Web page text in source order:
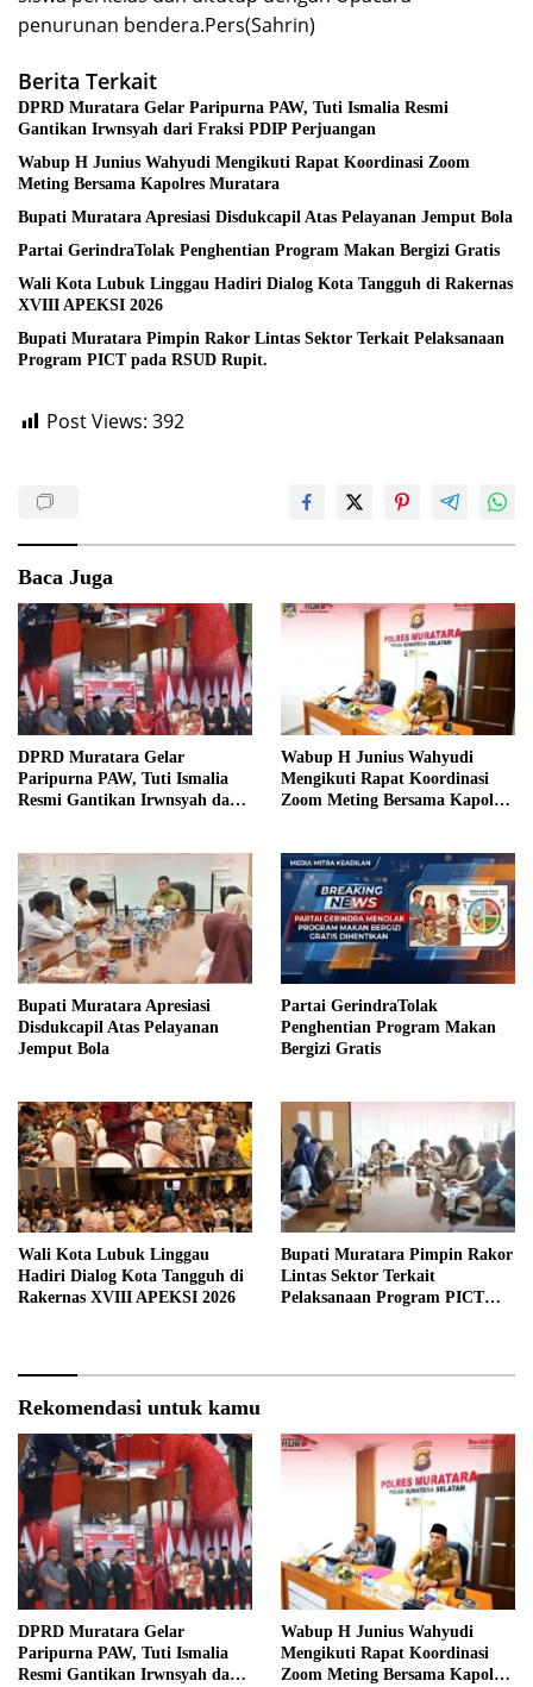
penurunan bendera.Pers(Sahrin)
Berita Terkait
DPRD Muratara Gelar Paripurna PAW, Tuti Ismalia Resmi
Gantikan Irwnsyah dari Fraksi PDIP Perjuangan
Wabup H Junius Wahyudi Mengikuti Rapat Koordinasi Zoom
Meting Bersama Kapolres Muratara
Bupati Muratara Apresiasi Disdukcapil Atas Pelayanan Jemput Bola
Partai GerindraTolak Penghentian Program Makan Bergizi Gratis
Wali Kota Lubuk Linggau Hadiri Dialog Kota Tangguh di Rakernas
XVIII APEKSI 2026
Bupati Muratara Pimpin Rakor Lintas Sektor Terkait Pelaksanaan
Program PICT pada RSUD Rupit.
Post Views: 392
Baca Juga
DPRD Muratara Gelar
Paripurna PAW, Tuti Ismalia
Resmi Gantikan Irwnsyah dari
Wabup H Junius Wahyudi
Mengikuti Rapat Koordinasi
Zoom Meting Bersama Kapolres
Bupati Muratara Apresiasi
Disdukcapil Atas Pelayanan
Jemput Bola
Partai GerindraTolak
Penghentian Program Makan
Bergizi Gratis
Wali Kota Lubuk Linggau
Hadiri Dialog Kota Tangguh di
Rakernas XVIII APEKSI 2026
Bupati Muratara Pimpin Rakor
Lintas Sektor Terkait
Pelaksanaan Program PICT
Rekomendasi untuk kamu
DPRD Muratara Gelar
Paripurna PAW, Tuti Ismalia
Resmi Gantikan Irwnsyah dari
Wabup H Junius Wahyudi
Mengikuti Rapat Koordinasi
Zoom Meting Bersama Kapolres